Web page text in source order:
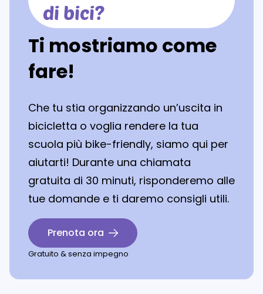
di bici?
Ti mostriamo come
fare!
Che tu stia organizzando un’uscita in
bicicletta o voglia rendere la tua
scuola più bike-friendly, siamo qui per
aiutarti! Durante una chiamata
gratuita di 30 minuti, risponderemo alle
tue domande e ti daremo consigli utili.
Prenota ora
Gratuito & senza impegno